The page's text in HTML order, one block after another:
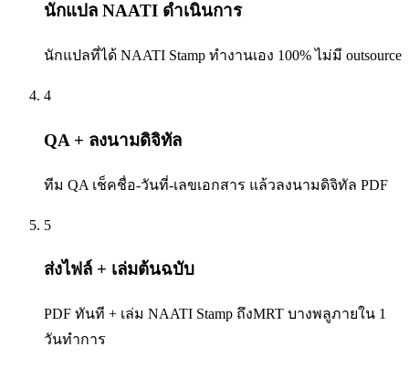
นักแปล NAATI ดำเนินการ
นักแปลที่ได้ NAATI Stamp ทำงานเอง 100% ไม่มี outsource
4
QA + ลงนามดิจิทัล
ทีม QA เช็คชื่อ-วันที่-เลขเอกสาร แล้วลงนามดิจิทัล PDF
5
ส่งไฟล์ + เล่มต้นฉบับ
PDF ทันที + เล่ม NAATI Stamp ถึงMRT บางพลูภายใน 1
วันทำการ